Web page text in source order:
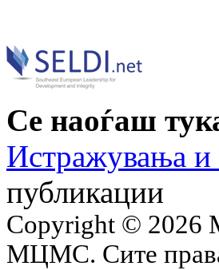
Се наоѓаш
Истражувања и
публикации
Copyright © 2026
МЦМС. Сите